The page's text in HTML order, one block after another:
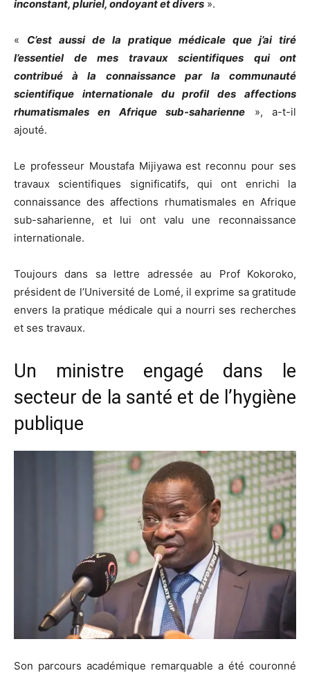
inconstant, pluriel, ondoyant et divers ».
« C’est aussi de la pratique médicale que j’ai tiré
l’essentiel de mes travaux scientifiques qui ont
contribué à la connaissance par la communauté
scientifique internationale du profil des affections
rhumatismales en Afrique sub-saharienne », a-t-il
ajouté.
Le professeur Moustafa Mijiyawa est reconnu pour ses
travaux scientifiques significatifs, qui ont enrichi la
connaissance des affections rhumatismales en Afrique
sub-saharienne, et lui ont valu une reconnaissance
internationale.
Toujours dans sa lettre adressée au Prof Kokoroko,
président de l’Université de Lomé, il exprime sa gratitude
envers la pratique médicale qui a nourri ses recherches
et ses travaux.
Un ministre engagé dans le
secteur de la santé et de l’hygiène
publique
Son parcours académique remarquable a été couronné